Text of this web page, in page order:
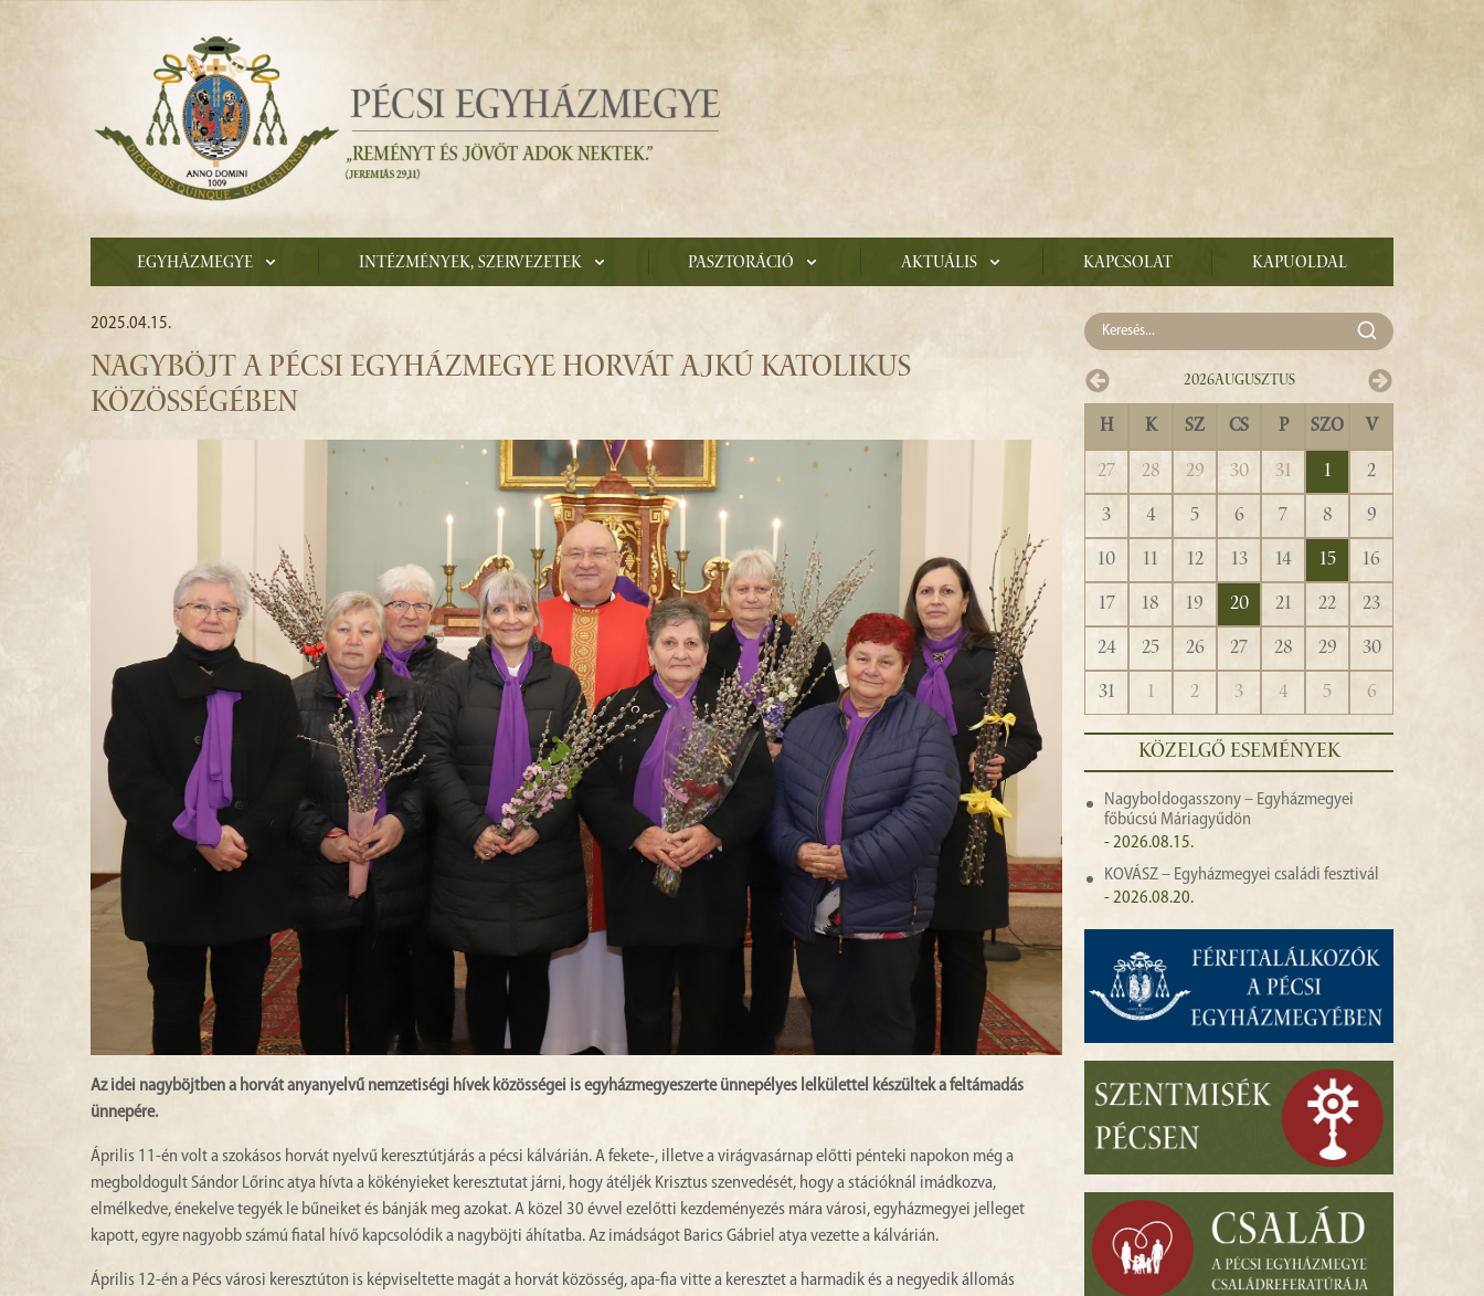
Egyházmegye Intézmények, szervezetek Pasztoráció Aktuális Kapcsolat Kapuoldal
2025.04.15.
NAGYBÖJT A PÉCSI EGYHÁZMEGYE HORVÁT AJKÚ KATOLIKUS
KÖZÖSSÉGÉBEN
Az idei nagyböjtben a horvát anyanyelvű nemzetiségi hívek közösségei is egyházmegyeszerte ünnepélyes lelkülettel készültek a feltámadás
ünnepére.
Április 11-én volt a szokásos horvát nyelvű keresztútjárás a pécsi kálvárián. A fekete-, illetve a virágvasárnap előtti pénteki napokon még a
megboldogult Sándor Lőrinc atya hívta a kökényieket keresztutat járni, hogy átéljék Krisztus szenvedését, hogy a stációknál imádkozva,
elmélkedve, énekelve tegyék le bűneiket és bánják meg azokat. A közel 30 évvel ezelőtti kezdeményezés mára városi, egyházmegyei jelleget
kapott, egyre nagyobb számú fiatal hívő kapcsolódik a nagyböjti áhítatba. Az imádságot Barics Gábriel atya vezette a kálvárián.
Április 12-én a Pécs városi keresztúton is képviseltette magát a horvát közösség, apa-fia vitte a keresztet a harmadik és a negyedik állomás
2026Augusztus
H K SZ CS P SZO V
27 28 29 30 31 1
2
3
4 5 6 7 8
9
10
11 12 13 14 15
16
17
18 19 20 21 22
23
24
25 26 27 28 29
30
31
1 2 3 4 5 6
KÖZELGŐ ESEMÉNYEK
Nagyboldogasszony – Egyházmegyei
főbúcsú Máriagyűdön
- 2026.08.15.
KOVÁSZ – Egyházmegyei családi fesztivál
- 2026.08.20.